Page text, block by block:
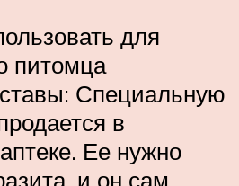
для
питомца
Специальную
в
Ее нужно
и он сам